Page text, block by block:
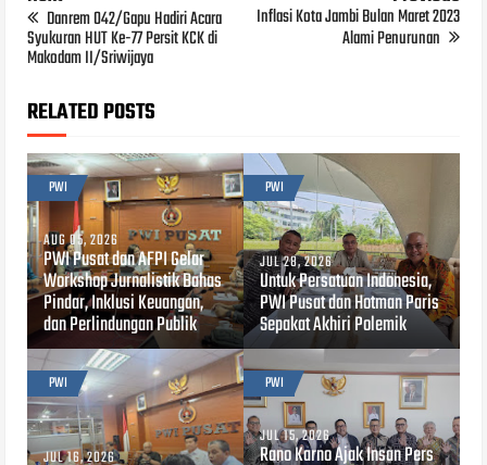
Danrem 042/Gapu Hadiri Acara
Syukuran HUT Ke-77 Persit KCK di
Makodam II/Sriwijaya
Inflasi Kota Jambi Bulan Maret 2023
Alami Penurunan
RELATED POSTS
PWI
AUG 05, 2026
PWI Pusat dan AFPI Gelar
Workshop Jurnalistik Bahas
Pindar, Inklusi Keuangan,
dan Perlindungan Publik
PWI
JUL 28, 2026
Untuk Persatuan Indonesia,
PWI Pusat dan Hotman Paris
Sepakat Akhiri Polemik
PWI
JUL 16, 2026
PWI
JUL 15, 2026
Rano Karno Ajak Insan Pers